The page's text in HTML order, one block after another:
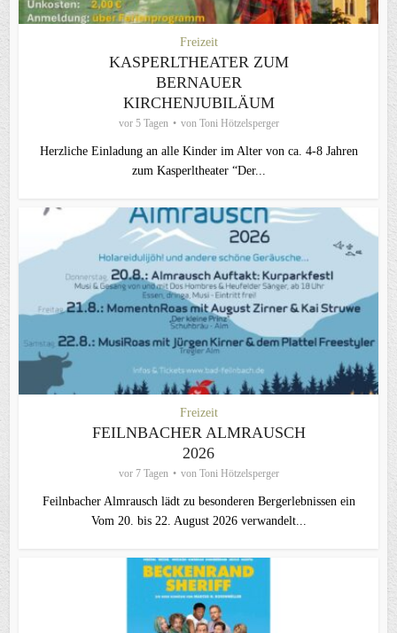
Freizeit
KASPERLTHEATER ZUM
BERNAUER
KIRCHENJUBILÄUM
vor 5 Tagen von Toni Hötzelsperger
Herzliche Einladung an alle Kinder im Alter von ca. 4-8 Jahren
zum Kasperltheater “Der...
Freizeit
FEILNBACHER ALMRAUSCH
2026
vor 7 Tagen von Toni Hötzelsperger
Feilnbacher Almrausch lädt zu besonderen Bergerlebnissen ein
Vom 20. bis 22. August 2026 verwandelt...